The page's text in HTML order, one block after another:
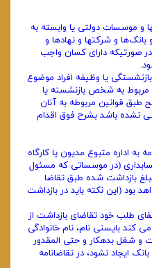
و موسسات دولتی یا وابسته به
و شرکتها و نهادها و
صورتیکه دارای کسان واجب‌
یا وظیفه افراد موضوع
مربوط به شخص بازنشسته یا
طبق قوانین مربوطه به آنان
نشده باشد بشرح فوق اقدام
به اداره متبوع مدیون یا کارگاه
(در موسساتی که مسئول
بازداشت شده طبق تقاضا
بود (این نکته باید در بازداشت
طلب خود تقاضای بازداشت از
کند بایستی نام، نام خانوادگی
و شغل بدهکار و حتی‌ المقدور
ایجاد نشود، در تقاضانامه